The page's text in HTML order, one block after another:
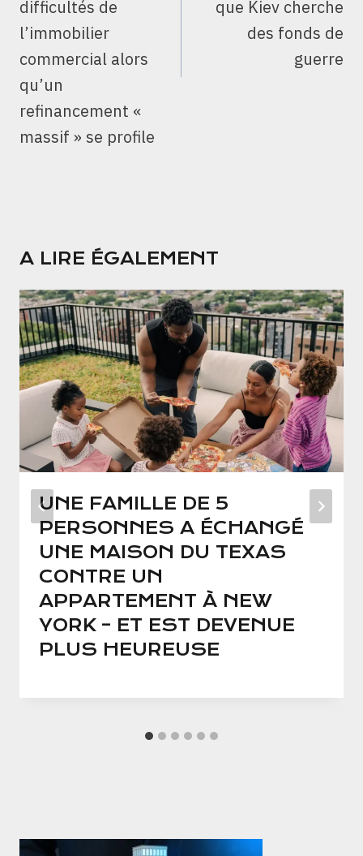
difficultés de
l’immobilier
commercial alors
qu’un
refinancement «
massif » se profile
que Kiev cherche
des fonds de
guerre
A LIRE ÉGALEMENT
UNE FAMILLE DE 5
PERSONNES A ÉCHANGÉ
UNE MAISON DU TEXAS
CONTRE UN
APPARTEMENT À NEW
YORK – ET EST DEVENUE
PLUS HEUREUSE